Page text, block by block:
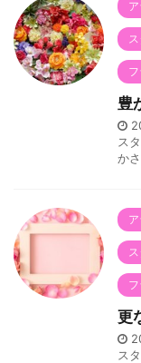
豊
ス
かさ
更
ス